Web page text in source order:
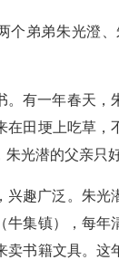
个弟弟朱光澄
。有一年春天
田埂上吃草，
光潜的父亲只
兴趣广泛。朱
牛集镇），每
卖书籍文具。